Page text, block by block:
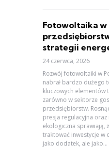
Fotowoltaika w
strategii
24 czerwca, 2026
Rozwój fotowoltaiki w
nabrał bardzo dużego
kluczowych elementów
zarówno w sektorze
przedsiębiorstw.
presja regulacyjna
ekologiczna sprawiają,
traktować inwestycje w
jako dodatek, ale jako...